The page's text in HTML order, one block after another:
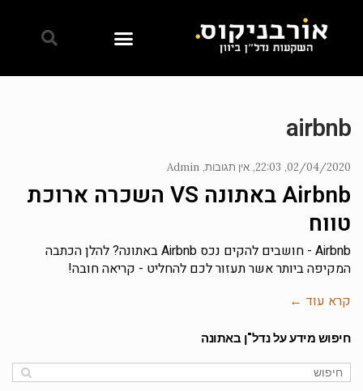
airbnb
02/04/2020
22:03 אין תגובות Admin
Airbnb באתונה VS השכרה ארוכת
טווח
Airbnb - חושבים להקים נכס Airbnb באתונה? להלן הכתבה
המקיפה ביותר אשר תעזור לכם להחליט - קריאה חובה!
קרא עוד ←
חיפוש מידע על נדל"ן באתונה